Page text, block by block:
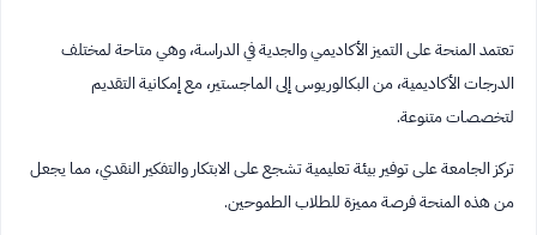
تعتمد المنحة على التميز الأكاديمي والجدية في الدراسة، وهي متاحة لمختلف
الدرجات الأكاديمية، من البكالوريوس إلى الماجستير، مع إمكانية التقديم
لتخصصات متنوعة.
تركز الجامعة على توفير بيئة تعليمية تشجع على الابتكار والتفكير النقدي، مما يجعل
من هذه المنحة فرصة مميزة للطلاب الطموحين.